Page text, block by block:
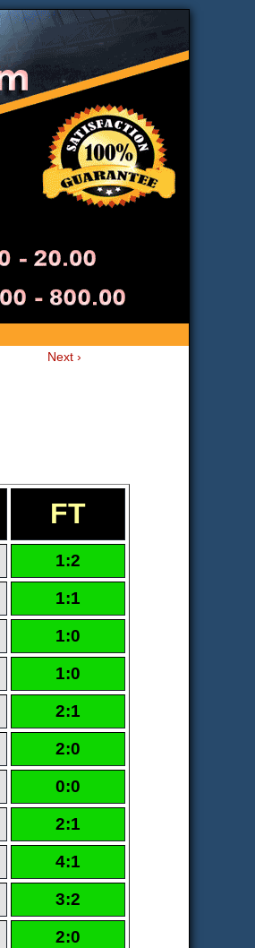
Next ›
FT
1:2
1:1
1:0
1:0
2:1
2:0
0:0
2:1
4:1
3:2
2:0